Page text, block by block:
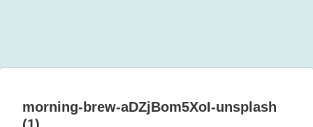
morning-brew-aDZjBom5XoI-unsplash